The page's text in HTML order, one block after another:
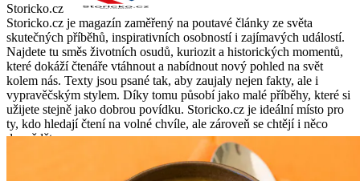
Storicko.cz
Storicko.cz je magazín zaměřený na poutavé články ze světa
skutečných příběhů, inspirativních osobností i zajímavých událostí.
Najdete tu směs životních osudů, kuriozit a historických momentů,
které dokáží čtenáře vtáhnout a nabídnout nový pohled na svět
kolem nás. Texty jsou psané tak, aby zaujaly nejen fakty, ale i
vypravěčským stylem. Díky tomu působí jako malé příběhy, které si
užijete stejně jako dobrou povídku. Storicko.cz je ideální místo pro
ty, kdo hledají čtení na volné chvíle, ale zároveň se chtějí i něco
dozvědět.